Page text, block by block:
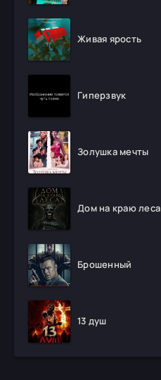
Живая ярость
Гиперзвук
Золушка мечты
Дом на краю леса
Брошенный
13 душ